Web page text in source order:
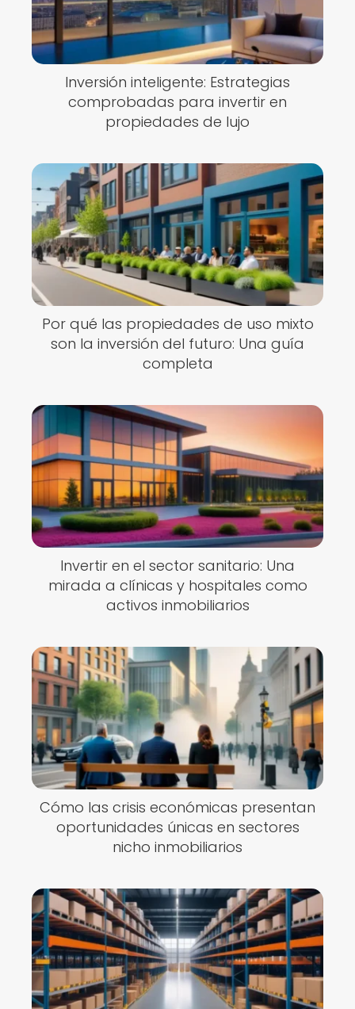
Inversión inteligente: Estrategias
comprobadas para invertir en
propiedades de lujo
Por qué las propiedades de uso mixto
son la inversión del futuro: Una guía
completa
Invertir en el sector sanitario: Una
mirada a clínicas y hospitales como
activos inmobiliarios
Cómo las crisis económicas presentan
oportunidades únicas en sectores
nicho inmobiliarios